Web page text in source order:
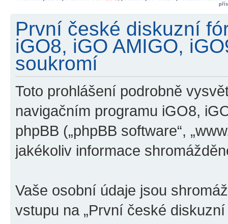
První české diskuzní
iGO8, iGO AMIGO,
soukromí
Toto prohlášení podrobně
navigačním programu iGO8,
phpBB („phpBB software“,
jakékoliv informace
Vaše osobní údaje jsou
vstupu na „První české